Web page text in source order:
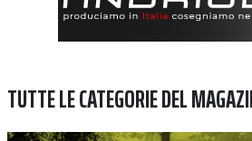
TUTTE LE CATEGORIE DEL